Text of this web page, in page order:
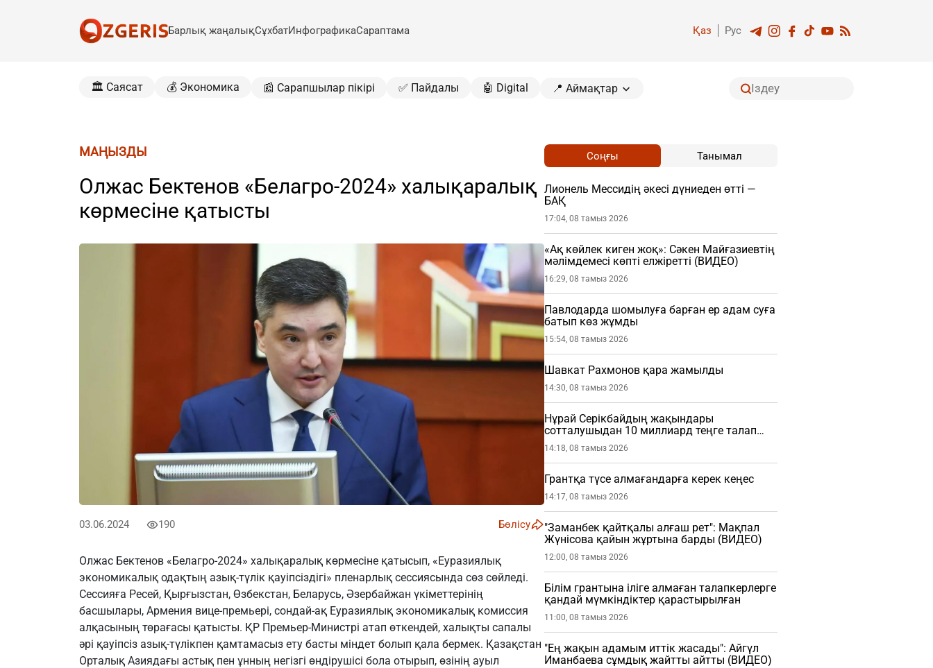
Барлық жаңалықСұхбатИнфографикаСараптама Қаз Рус
🏛️ Саясат 💰 Экономика 📰 Сарапшылар пікірі ✅ Пайдалы 🤖 Digital 📍 Аймақтар
МАҢЫЗДЫ
Олжас Бектенов «Белагро-2024» халықаралық
көрмесіне қатысты
03.06.2024 190 Бөлісу
Олжас Бектенов «Белагро-2024» халықаралық көрмесіне қатысып, «Еуразиялық
экономикалық одақтың азық-түлік қауіпсіздігі» пленарлық сессиясында сөз сөйледі.
Сессияға Ресей, Қырғызстан, Өзбекстан, Беларусь, Әзербайжан үкіметтерінің
басшылары, Армения вице-премьері, сондай-ақ Еуразиялық экономикалық комиссия
алқасының төрағасы қатысты. ҚР Премьер-Министрі атап өткендей, халықты сапалы
әрі қауіпсіз азық-түлікпен қамтамасыз ету басты міндет болып қала бермек. Қазақстан
Орталық Азиядағы астық пен ұнның негізгі өндірушісі бола отырып, өзінің ауыл
Соңғы Танымал
Лионель Мессидің әкесі дүниеден өтті —
БАҚ
17:04, 08 тамыз 2026
«Ақ көйлек киген жоқ»: Сәкен Майғазиевтің
мәлімдемесі көпті елжіретті (ВИДЕО)
16:29, 08 тамыз 2026
Павлодарда шомылуға барған ер адам суға
батып көз жұмды
15:54, 08 тамыз 2026
Шавкат Рахмонов қара жамылды
14:30, 08 тамыз 2026
Нұрай Серікбайдың жақындары
сотталушыдан 10 миллиард теңге талап
етті
14:18, 08 тамыз 2026
Грантқа түсе алмағандарға керек кеңес
14:17, 08 тамыз 2026
"Заманбек қайтқалы алғаш рет": Мақпал
Жүнісова қайын жұртына барды (ВИДЕО)
12:00, 08 тамыз 2026
Білім грантына іліге алмаған талапкерлерге
қандай мүмкіндіктер қарастырылған
11:00, 08 тамыз 2026
"Ең жақын адамым иттік жасады": Айгүл
Иманбаева сұмдық жайтты айтты (ВИДЕО)